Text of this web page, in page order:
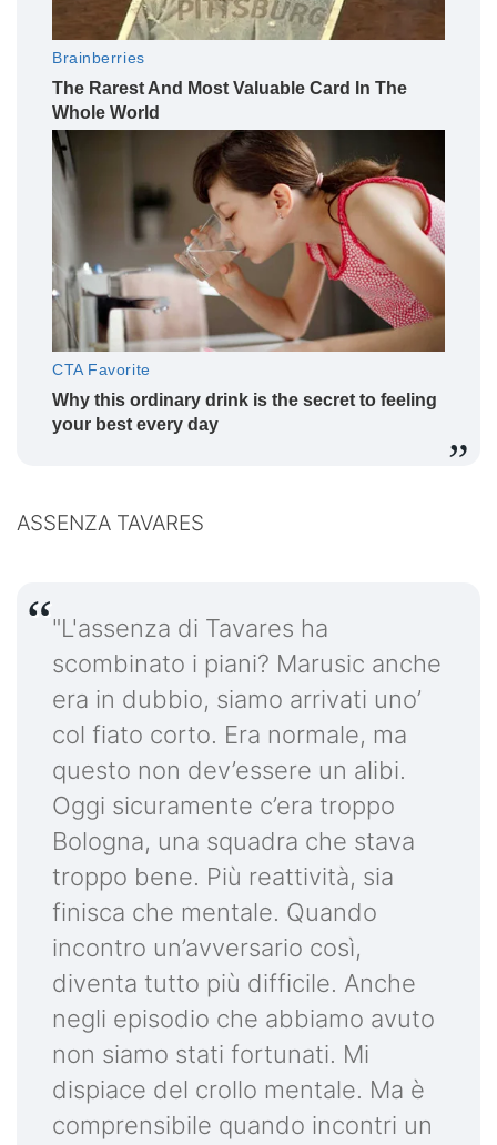
ASSENZA TAVARES
"L'assenza di Tavares ha
scombinato i piani? Marusic anche
era in dubbio, siamo arrivati uno’
col fiato corto. Era normale, ma
questo non dev’essere un alibi.
Oggi sicuramente c’era troppo
Bologna, una squadra che stava
troppo bene. Più reattività, sia
finisca che mentale. Quando
incontro un’avversario così,
diventa tutto più difficile. Anche
negli episodio che abbiamo avuto
non siamo stati fortunati. Mi
dispiace del crollo mentale. Ma è
comprensibile quando incontri un